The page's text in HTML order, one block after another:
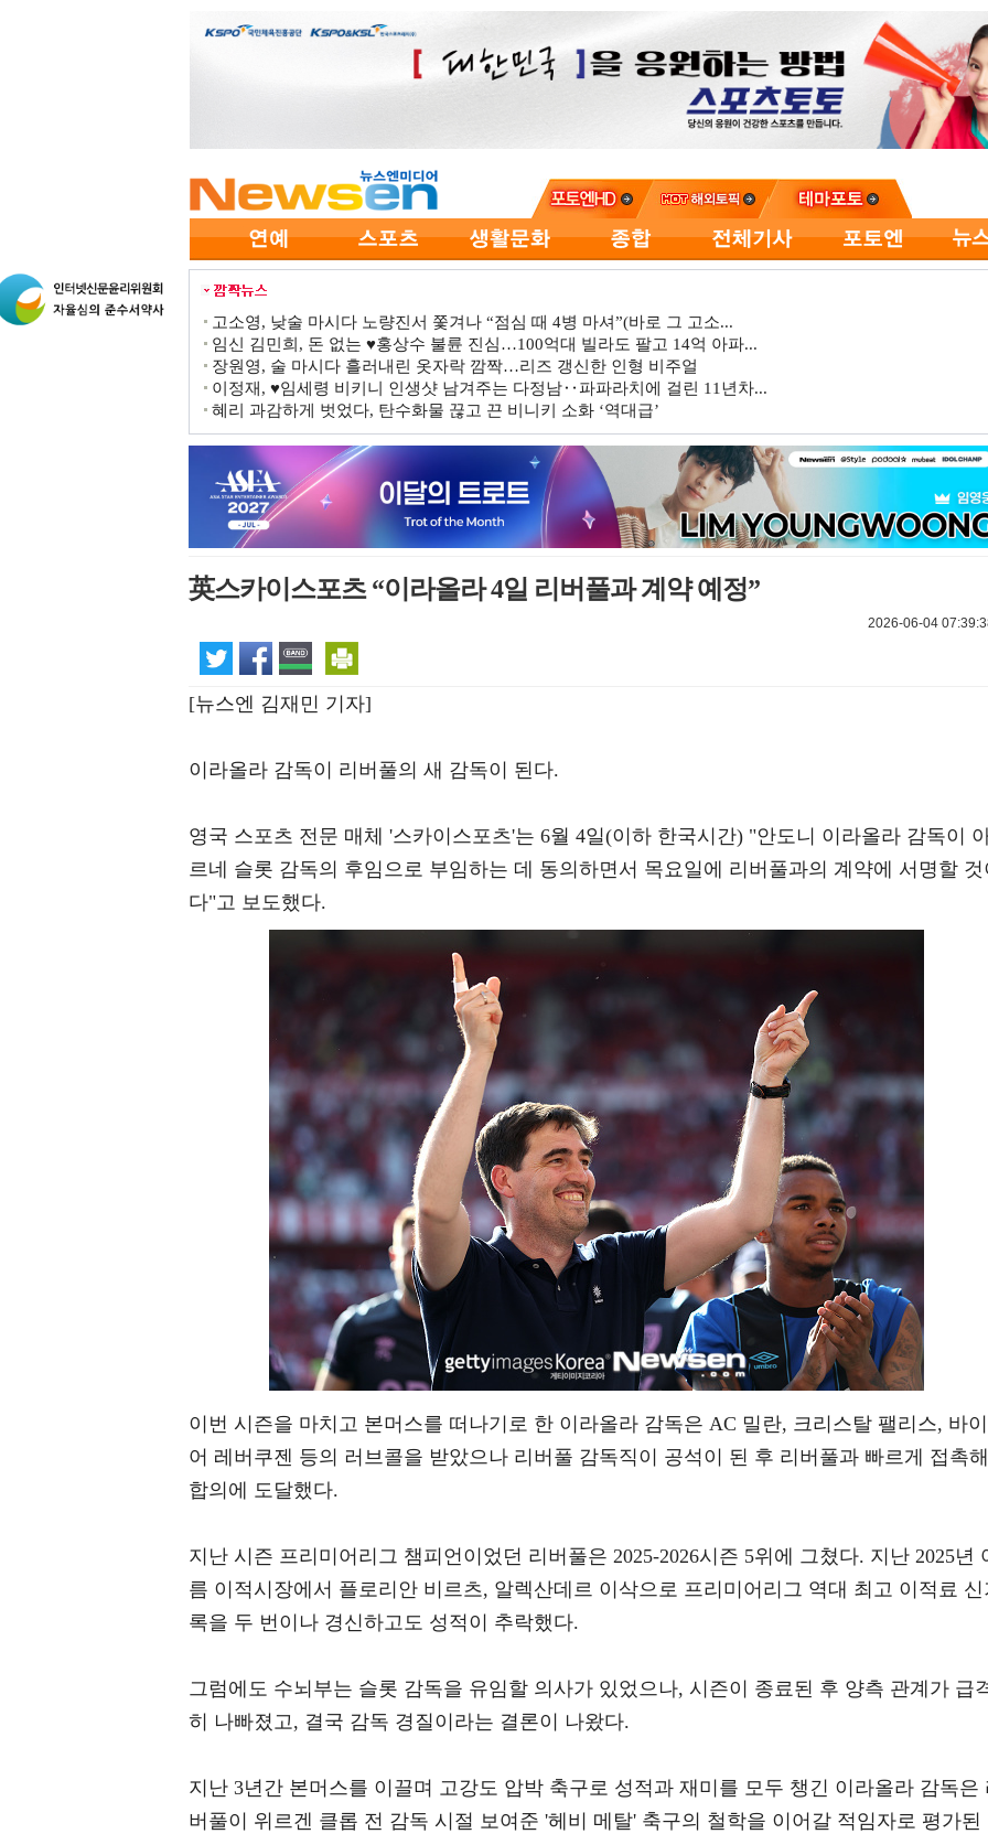
고소영, 낮술 마시다 노량진서 쫓겨나 “점심 때 4병 마셔”(바로 그 고소...
임신 김민희, 돈 없는 ♥홍상수 불륜 진심…100억대 빌라도 팔고 14억 아파...
장원영, 술 마시다 흘러내린 옷자락 깜짝…리즈 갱신한 인형 비주얼
이정재, ♥임세령 비키니 인생샷 남겨주는 다정남‥파파라치에 걸린 11년차...
혜리 과감하게 벗었다, 탄수화물 끊고 끈 비니키 소화 ‘역대급’
英스카이스포츠 “이라올라 4일 리버풀과 계약 예정”
2026-06-04
[뉴스엔 김재민 기자]
이라올라 감독이 리버풀의 새 감독이 된다.
영국 스포츠 전문 매체 '스카이스포츠'는 6월 4일(이하 한국시간) "안도니 이라올라 감독이
르네 슬롯 감독의 후임으로 부임하는 데 동의하면서 목요일에 리버풀과의 계약에 서명할 것
다"고 보도했다.
이번 시즌을 마치고 본머스를 떠나기로 한 이라올라 감독은 AC 밀란, 크리스탈 팰리스, 바이
어 레버쿠젠 등의 러브콜을 받았으나 리버풀 감독직이 공석이 된 후 리버풀과 빠르게 접촉해
합의에 도달했다.
지난 시즌 프리미어리그 챔피언이었던 리버풀은 2025-2026시즌 5위에 그쳤다. 지난 2025년
름 이적시장에서 플로리안 비르츠, 알렉산데르 이삭으로 프리미어리그 역대 최고 이적료 신
록을 두 번이나 경신하고도 성적이 추락했다.
그럼에도 수뇌부는 슬롯 감독을 유임할 의사가 있었으나, 시즌이 종료된 후 양측 관계가 급
히 나빠졌고, 결국 감독 경질이라는 결론이 나왔다.
지난 3년간 본머스를 이끌며 고강도 압박 축구로 성적과 재미를 모두 챙긴 이라올라 감독은
버풀이 위르겐 클롭 전 감독 시절 보여준 '헤비 메탈' 축구의 철학을 이어갈 적임자로 평가된